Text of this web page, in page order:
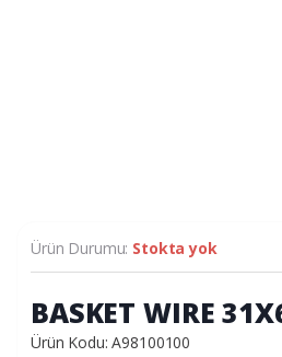
Ürün Durumu: Stokta yok
BASKET WIRE
Ürün Kodu: A98100100